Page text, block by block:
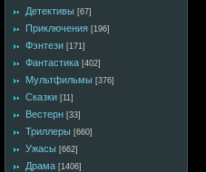
Детективы [67]
Приключения [196]
Фэнтези [171]
Фантастика [402]
Мультфильмы [376]
Сказки [11]
Вестерн [33]
Триллеры [660]
Ужасы [662]
Драма [1406]